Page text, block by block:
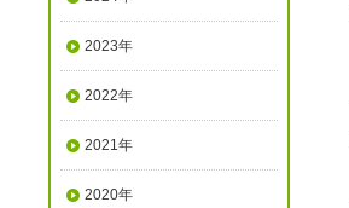
2023年
2022年
2021年
2020年